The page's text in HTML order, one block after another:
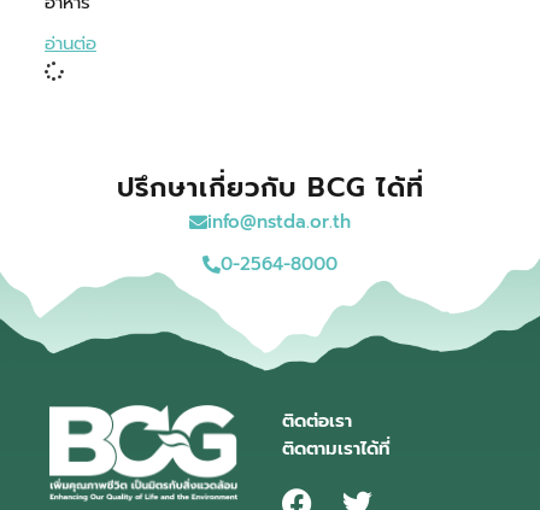
อ่านต่อ
ปรึกษาเกี่ยวกับ BCG ได้ที่
info@nstda.or.th
0-2564-8000
ติดต่อเรา
ติดตามเราได้ที่